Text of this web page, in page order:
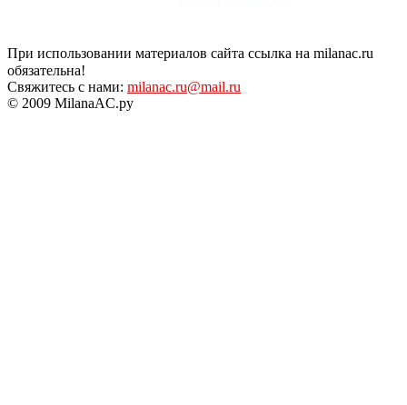
При использовании материалов сайта ссылка на milanac.ru
обязательна!
Свяжитесь с нами: milanac.ru@mail.ru
© 2009 MilanaAC.ру